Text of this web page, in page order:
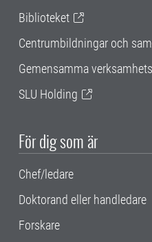
Biblioteket
Centrumbildningar och
Gemensamma
SLU Holding
För dig som är
Chef/ledare
Doktorand eller handledare
Forskare